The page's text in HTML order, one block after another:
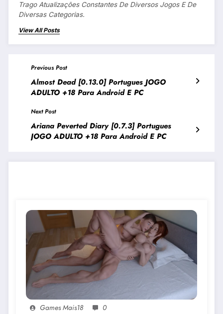
Trago Atualizações Constantes De Diversos Jogos E De
Diversas Categorias.
View All Posts
Previous Post
Almost Dead [0.13.0] Portugues JOGO
ADULTO +18 Para Android E PC
Next Post
Ariana Peverted Diary [0.7.3] Portugues
JOGO ADULTO +18 Para Android E PC
Games Mais18 0